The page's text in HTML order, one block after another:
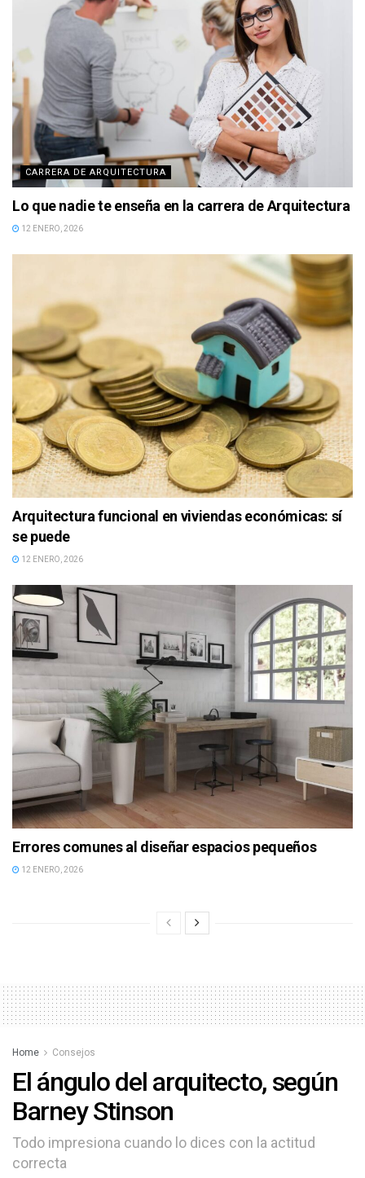
CARRERA DE ARQUITECTURA
Lo que nadie te enseña en la carrera de Arquitectura
12 ENERO, 2026
Arquitectura funcional en viviendas económicas: sí
se puede
12 ENERO, 2026
Errores comunes al diseñar espacios pequeños
12 ENERO, 2026
Home Consejos
El ángulo del arquitecto, según
Barney Stinson
Todo impresiona cuando lo dices con la actitud
correcta